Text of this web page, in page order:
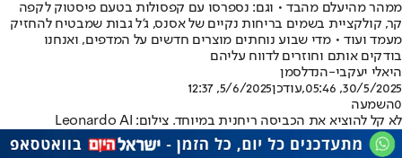
ממהר מהיעלם מהבד • וגם: נספרסו עם קפסולות בטעם פיסטוק לקפה
קר, קולקציית בשמים בריחות נקיים של אסנס, ג'ל גבות שמבטיח להחזיק
מעמד ועוד • מדי שבוע נוחתים מוצרים חדשים על המדפים, ואנחנו
בודקים אותם וחוזרים לדווח עליהם
היאלי יעקבי-הנדלסמן
30/5/2025, 05:46
,עודכן5/6/2025, 12:37
0השמעה
לא קל להוציא את הכביסה ריחנית במיוחד. צילום: Leonardo AI